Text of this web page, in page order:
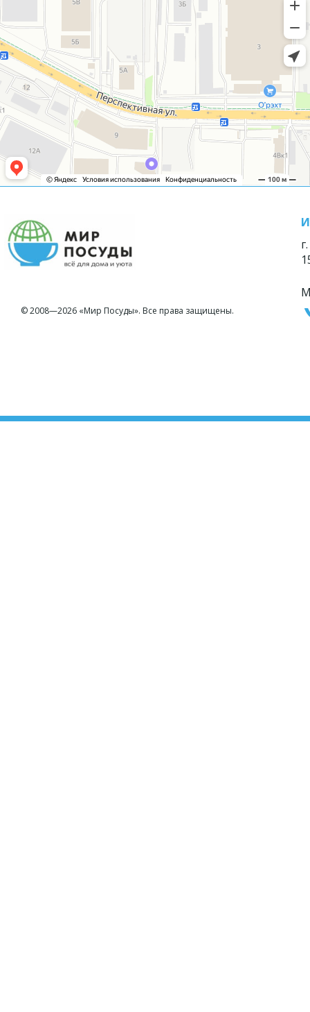
© 2008—2026 «Мир Посуды». Все права защищены.